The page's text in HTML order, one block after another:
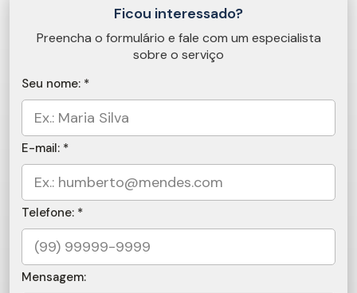
Ficou interessado?
Preencha o formulário e fale com um especialista
sobre o serviço
Seu nome: *
E-mail: *
Telefone: *
Mensagem: